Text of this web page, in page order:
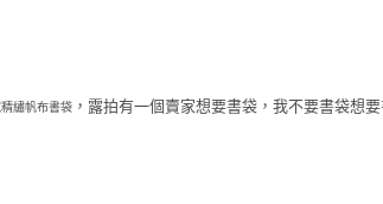
繡帆布書袋 ，露拍有一個賣家想要書袋， 我不要書袋想要